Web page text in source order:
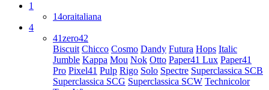
1
14oraitaliana
4
41zero42
Biscuit Chicco Cosmo Dandy Futura Hops Italic
Jumble Kappa Mou Nok Otto Paper41 Lux Paper41
Pro Pixel41 Pulp Rigo Solo Spectre Superclassica SCB
Superclassica SCG Superclassica SCW Technicolor